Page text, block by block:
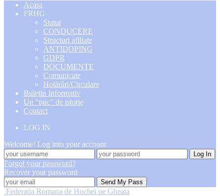
Acasa
FRHG
Statut
CONDUCERE
Structuri afiliate
ANTIDOPING
GDPR
DOCUMENTE
Comunicate
Hotărâri/Circulare
Buletin Informativ
Un “puc” de istorie
Contact
LOG IN
Welcome! Log into your account
Forgot your password?
Recover your password
Federatia Romana de Hochei pe Gheata